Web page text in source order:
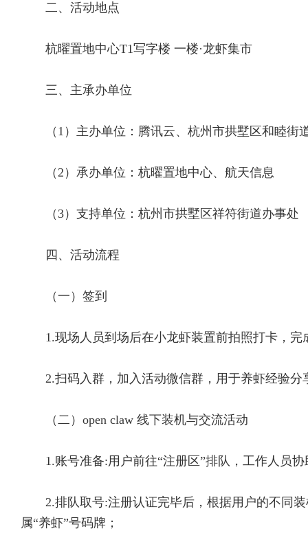
二、活动地点
杭曜置地中心T1写字楼 一楼·龙虾集市
三、主承办单位
（1）主办单位：腾讯云、杭州市拱墅区和睦街
（2）承办单位：杭曜置地中心、航天信息
（3）支持单位：杭州市拱墅区祥符街道办事处
四、活动流程
（一）签到
1.现场人员到场后在小龙虾装置前拍照打卡，完
2.扫码入群，加入活动微信群，用于养虾经验分
（二）open claw 线下装机与交流活动
1.账号准备:用户前往“注册区”排队，工作人员
2.排队取号:注册认证完毕后，根据用户的不同
属“养虾”号码牌；